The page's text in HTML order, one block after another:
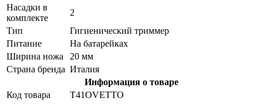
Насадки в
комплекте
2
Тип
Гигиенический триммер
Питание
На батарейках
Ширина ножа
20 мм
Страна бренда Италия
Информация о товаре
Код товара
T41OVETTO